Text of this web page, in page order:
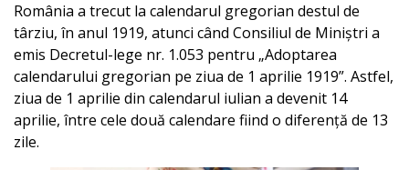
România a trecut la calendarul gregorian destul de
târziu, în anul 1919, atunci când Consiliul de Miniștri a
emis Decretul-lege nr. 1.053 pentru „Adoptarea
calendarului gregorian pe ziua de 1 aprilie 1919”. Astfel,
ziua de 1 aprilie din calendarul iulian a devenit 14
aprilie, între cele două calendare fiind o diferență de 13
zile.